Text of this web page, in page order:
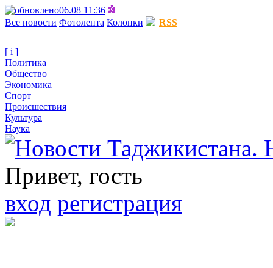
06.08 11:36
Все новости Фотолента Колонки RSS
[ i ]
Политика
Общество
Экономика
Спорт
Происшествия
Культура
Наука
Привет, гость
вход регистрация